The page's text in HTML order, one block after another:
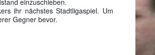
einzuschieben.
ihr nächstes Stadtligaspiel. Um
Gegner bevor.